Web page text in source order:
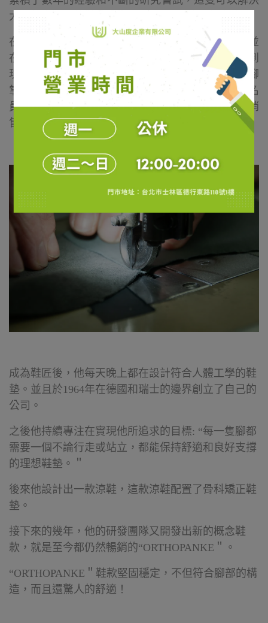
大眾行走問題的鞋款成為了STRÖBER的一個奇蹟。
在1972年，萊昂哈德先在瑞士開始生產他的鞋子，並
在1988年於葡萄牙開設了自己的工廠。STRÖBER到
現在仍有120名員工在這間工廠製作這款完美符合腳
掌構造並且可以有效支撐人體的鞋子。另外還有20名
員工在德國的貢德爾芬根據點負責研發、管理和銷
售。
成為鞋匠後，他每天晚上都在設計符合人體工學的鞋
墊。並且於1964年在德國和瑞士的邊界創立了自己的
公司。
之後他持續專注在實現他所追求的目標: “每一隻腳都
需要一個不論行走或站立，都能保持舒適和良好支撐
的理想鞋墊。＂
後來他設計出一款涼鞋，這款涼鞋配置了骨科矯正鞋
墊。
接下來的幾年，他的研發團隊又開發出新的概念鞋
款，就是至今都仍然暢銷的“ORTHOPANKE＂。
“ORTHOPANKE＂鞋款堅固穩定，不但符合腳部的構
造，而且還驚人的舒適！